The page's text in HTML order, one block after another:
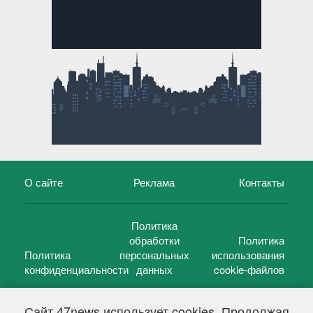
О сайте Реклама Контакты
Политика
конфиденциальности
Политика
обработки
персональных
данных
Политика
использования
cookie-файлов